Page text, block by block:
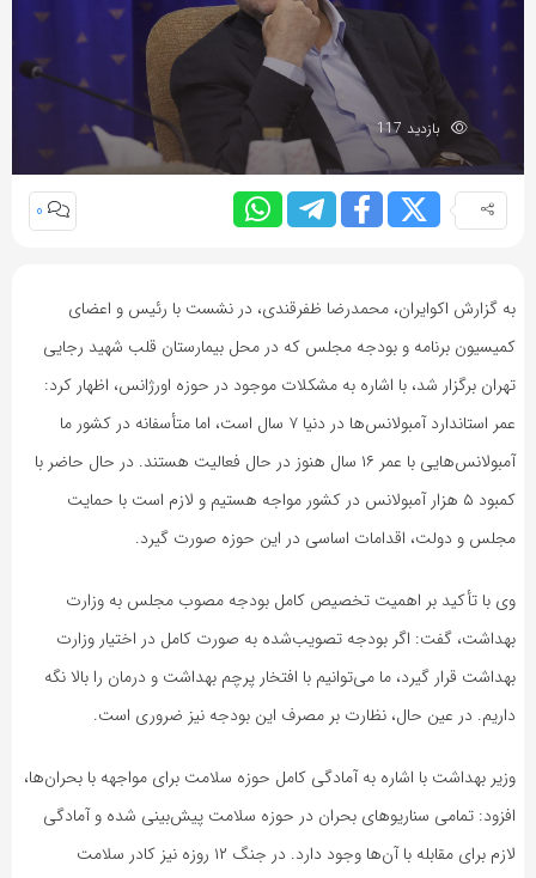
بازدید 117
0
به گزارش اکوایران، محمدرضا ظفرقندی، در نشست با رئیس و اعضای
کمیسیون برنامه و بودجه مجلس که در محل بیمارستان قلب شهید رجایی
تهران برگزار شد، با اشاره به مشکلات موجود در حوزه اورژانس، اظهار کرد:
عمر استاندارد آمبولانس‌ها در دنیا ۷ سال است، اما متأسفانه در کشور ما
آمبولانس‌هایی با عمر ۱۶ سال هنوز در حال فعالیت هستند. در حال حاضر با
کمبود ۵ هزار آمبولانس در کشور مواجه هستیم و لازم است با حمایت
مجلس و دولت، اقدامات اساسی در این حوزه صورت گیرد.
وی با تأکید بر اهمیت تخصیص کامل بودجه مصوب مجلس به وزارت
بهداشت، گفت: اگر بودجه تصویب‌شده به صورت کامل در اختیار وزارت
بهداشت قرار گیرد، ما می‌توانیم با افتخار پرچم بهداشت و درمان را بالا نگه
داریم. در عین حال، نظارت بر مصرف این بودجه نیز ضروری است.
وزیر بهداشت با اشاره به آمادگی کامل حوزه سلامت برای مواجهه با بحران‌ها،
افزود: تمامی سناریوهای بحران در حوزه سلامت پیش‌بینی شده و آمادگی
لازم برای مقابله با آن‌ها وجود دارد. در جنگ ۱۲ روزه نیز کادر سلامت